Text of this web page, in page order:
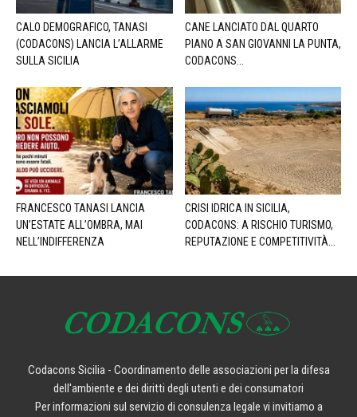
CALO DEMOGRAFICO, TANASI
(CODACONS) LANCIA L’ALLARME
SULLA SICILIA
CANE LANCIATO DAL QUARTO
PIANO A SAN GIOVANNI LA PUNTA,
CODACONS...
FRANCESCO TANASI LANCIA
UN’ESTATE ALL’OMBRA, MAI
NELL’INDIFFERENZA
CRISI IDRICA IN SICILIA,
CODACONS: A RISCHIO TURISMO,
REPUTAZIONE E COMPETITIVITÀ...
Codacons Sicilia - Coordinamento delle associazioni per la difesa
dell'ambiente e dei diritti degli utenti e dei consumatori
Per informazioni sul servizio di consulenza legale vi invitiamo a